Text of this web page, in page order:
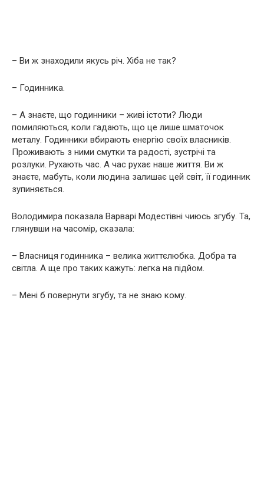
– Ви ж знаходили якусь річ. Хіба не так?
– Годинника.
– А знаєте, що годинники – живі істоти? Люди
помиляються, коли гадають, що це лише шматочок
металу. Годинники вбирають енергію своїх власників.
Проживають з ними смутки та радості, зустрічі та
розлуки. Рухають час. А час рухає наше життя. Ви ж
знаєте, мабуть, коли людина залишає цей світ, її годинник
зупиняється.
Володимира показала Варварі Модестівні чиюсь згубу. Та,
глянувши на часомір, сказала:
– Власниця годинника – велика життєлюбка. Добра та
світла. А ще про таких кажуть: легка на підйом.
– Мені б повернути згубу, та не знаю кому.